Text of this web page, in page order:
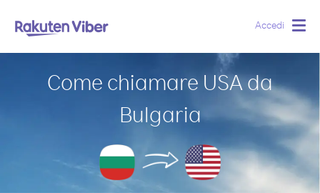
Accedi
Come chiamare USA da
Bulgaria